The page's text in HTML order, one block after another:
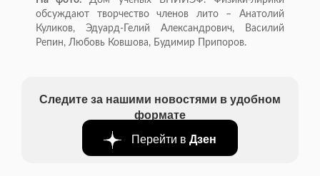
обсуждают творчество членов лито – Анатолий
Куликов, Эдуард-Гелий Александрович, Василий
Репин, Любовь Ковшова, Будимир Припоров.
Следите за нашими новостями в удобном
формате
Перейти в Дзен